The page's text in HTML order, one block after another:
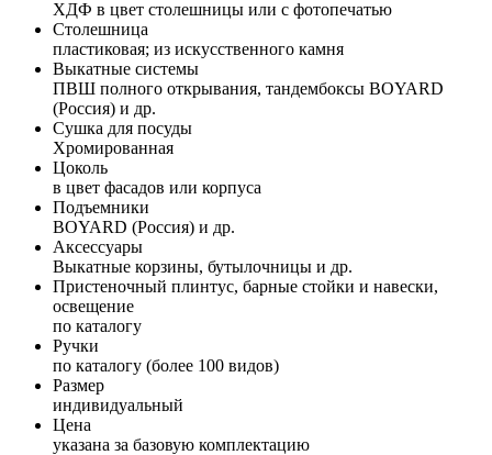
ХДФ в цвет столешницы или с фотопечатью
Столешница
пластиковая; из искусственного камня
Выкатные системы
ПВШ полного открывания, тандембоксы BOYARD
(Россия) и др.
Сушка для посуды
Хромированная
Цоколь
в цвет фасадов или корпуса
Подъемники
BOYARD (Россия) и др.
Аксессуары
Выкатные корзины, бутылочницы и др.
Пристеночный плинтус, барные стойки и навески,
освещение
по каталогу
Ручки
по каталогу (более 100 видов)
Размер
индивидуальный
Цена
указана за базовую комплектацию